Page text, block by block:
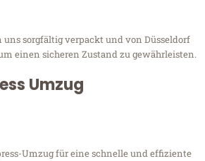
sorgfältig verpackt und von Düsseldorf
einen sicheren Zustand zu gewährleisten.
Umzug
Umzug für eine schnelle und effiziente